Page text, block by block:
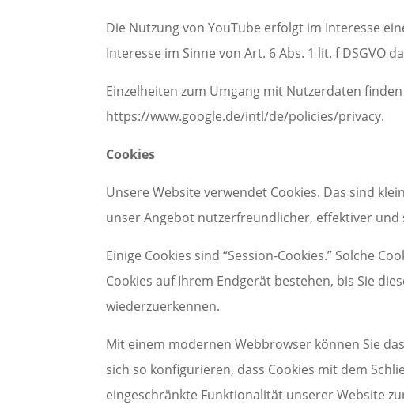
Die Nutzung von YouTube erfolgt im Interesse
Interesse im Sinne von Art. 6 Abs. 1 lit. f DSGVO
Einzelheiten zum Umgang mit Nutzerdaten
https://www.google.de/intl/de/policies/privacy.
Cookies
Unsere Website verwendet Cookies. Das sind
unser Angebot nutzerfreundlicher, effektiver und
Einige Cookies sind “Session-Cookies.” Solche
Cookies auf Ihrem Endgerät bestehen, bis Sie
wiederzuerkennen.
Mit einem modernen Webbrowser können Sie
sich so konfigurieren, dass Cookies mit dem
eingeschränkte Funktionalität unserer Website